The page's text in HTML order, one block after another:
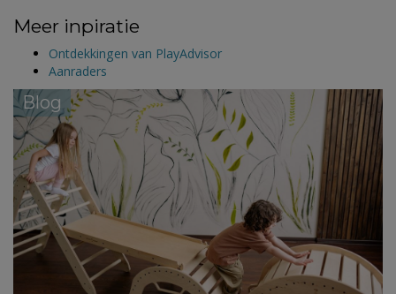
Meer inpiratie
Ontdekkingen van PlayAdvisor
Aanraders
Blog